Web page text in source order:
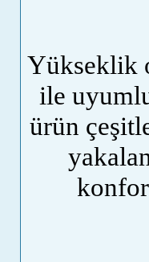
Yükseklik
ile
ürün